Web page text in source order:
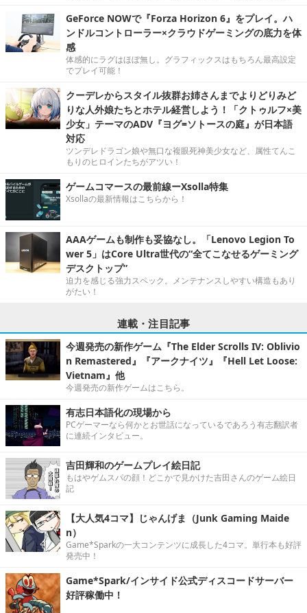
GeForce NOWで『Forza Horizon 6』をプレイ。ハ
ンドルコントローラー×クラウドゲーミングの底力を体
感
体感的にラグはほぼ無し。グラフィックスはもちろん最高設定
でプレイ可能！
クーデレからスタイル抜群お姉さんまでよりどりみど
りな人外娘たちとホテル経営しよう！「クトゥルフ×美
少女」テーマのADV『ヨグ=ソトースの庭』が日本語
対応
ツンデレドラゴン娘や無口な複眼死神美少女など、属性てんこ
もりのヒロインたちがアツい！
ゲームコマースの最前線ーXsolla特集
Xsollaの最新情報はこちらから！
AAAゲームも制作も妥協なし。「Lenovo Legion To
wer 5」はCore Ultra世代の“全てこなせるゲーミング
デスクトップ”
迫力を感じる強力スペック。メンテナンスしやすい構造もあり
がたい！
連載・注目記事
今週発売の新作ゲーム『The Elder Scrolls IV: Oblivio
n Remastered』『アークナイツ』『Hell Let Loose:
Vietnam』他
今週発売の新作ゲームはこちら。
有志日本語化の現場から
PCゲーマーなら何かとお世話になっているであろう有志翻訳者
に連続インタビュー。
吉田輝和のゲームプレイ絵日記
もはやゲムスパの顔！どこかで見かけた吉田さんのゲーム絵日
記
【大人気4コマ】じゃんげま（Junk Gaming Maide
n）
Game*Sparkの一大コンテンツに成長した4コマ。単行本も好評
発売中！
Game*Spark/インサイド公式ディスコードサーバー
好評稼働中！